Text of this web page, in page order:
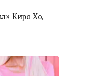
Кира Хо,